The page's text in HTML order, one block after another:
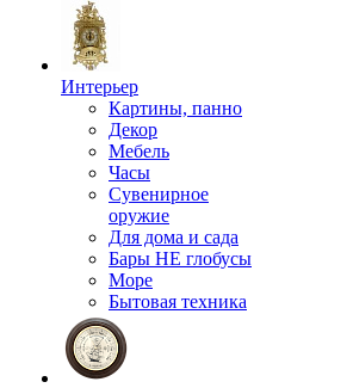
Интерьер
Картины, панно
Декор
Мебель
Часы
Сувенирное
оружие
Для дома и сада
Бары НЕ глобусы
Море
Бытовая техника